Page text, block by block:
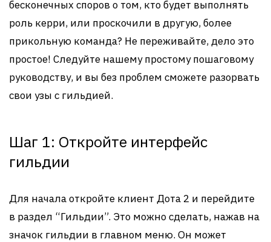
бесконечных споров о том, кто будет выполнять
роль керри, или проскочили в другую, более
прикольную команда? Не переживайте, дело это
простое! Следуйте нашему простому пошаговому
руководству, и вы без проблем сможете разорвать
свои узы с гильдией.
Шаг 1: Откройте интерфейс
гильдии
Для начала откройте клиент Дота 2 и перейдите
в раздел “Гильдии”. Это можно сделать, нажав на
значок гильдии в главном меню. Он может